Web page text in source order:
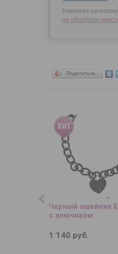
Нажимая на
на обработку
Поделиться…
Черный ошейник
с ключиком
1 140 руб.